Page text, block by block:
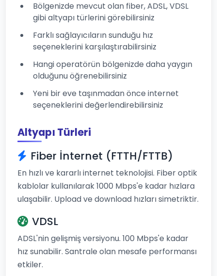
Bölgenizde mevcut olan fiber, ADSL, VDSL
gibi altyapı türlerini görebilirsiniz
Farklı sağlayıcıların sunduğu hız
seçeneklerini karşılaştırabilirsiniz
Hangi operatörün bölgenizde daha yaygın
olduğunu öğrenebilirsiniz
Yeni bir eve taşınmadan önce internet
seçeneklerini değerlendirebilirsiniz
Altyapı Türleri
Fiber İnternet (FTTH/FTTB)
En hızlı ve kararlı internet teknolojisi. Fiber optik
kablolar kullanılarak 1000 Mbps'e kadar hızlara
ulaşabilir. Upload ve download hızları simetriktir.
VDSL
ADSL'nin gelişmiş versiyonu. 100 Mbps'e kadar
hız sunabilir. Santrale olan mesafe performansı
etkiler.